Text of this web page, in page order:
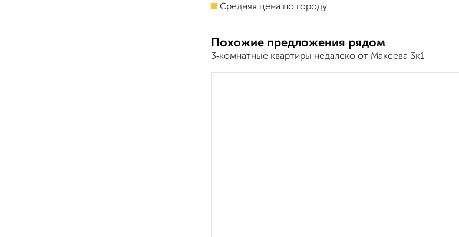
Средняя цена по городу
Похожие предложения рядом
3‑комнатные квартиры недалеко от Макеева 3к1